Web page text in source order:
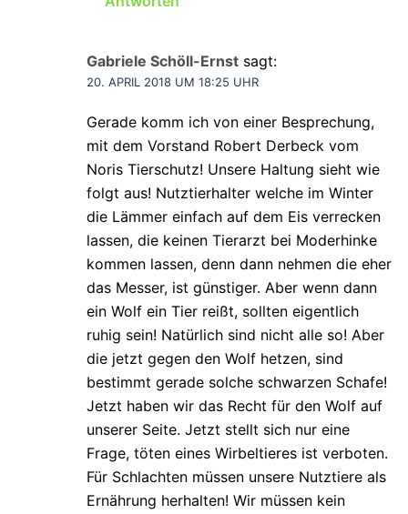
Gabriele Schöll-Ernst sagt:
20. APRIL 2018 UM 18:25 UHR
Gerade komm ich von einer Besprechung,
mit dem Vorstand Robert Derbeck vom
Noris Tierschutz! Unsere Haltung sieht wie
folgt aus! Nutztierhalter welche im Winter
die Lämmer einfach auf dem Eis verrecken
lassen, die keinen Tierarzt bei Moderhinke
kommen lassen, denn dann nehmen die eher
das Messer, ist günstiger. Aber wenn dann
ein Wolf ein Tier reißt, sollten eigentlich
ruhig sein! Natürlich sind nicht alle so! Aber
die jetzt gegen den Wolf hetzen, sind
bestimmt gerade solche schwarzen Schafe!
Jetzt haben wir das Recht für den Wolf auf
unserer Seite. Jetzt stellt sich nur eine
Frage, töten eines Wirbeltieres ist verboten.
Für Schlachten müssen unsere Nutztiere als
Ernährung herhalten! Wir müssen kein